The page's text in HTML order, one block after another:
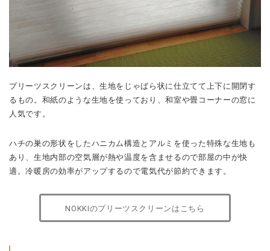
プリーツスクリーンは、生地をじゃばら状に仕立てて上下に開閉す
るもの。和紙のような生地を使っており、和室や畳コーナーの窓に
人気です。
ハチの巣の形状をしたハニカム構造とアルミを使った特殊な生地も
あり、生地内部の空気層が熱や温度を含ませるので部屋の中が快
適。冷暖房の効率がアップするので電気代が節約できます。
NOKKIのプリーツスクリーンはこちら